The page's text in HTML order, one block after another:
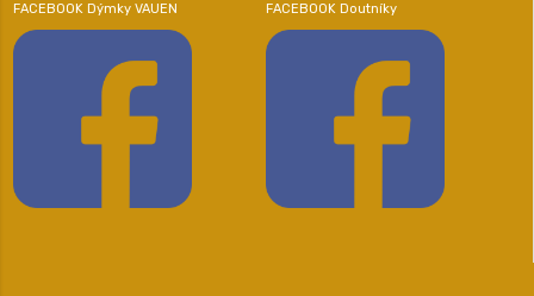
FACEBOOK Dýmky VAUEN FACEBOOK Doutníky